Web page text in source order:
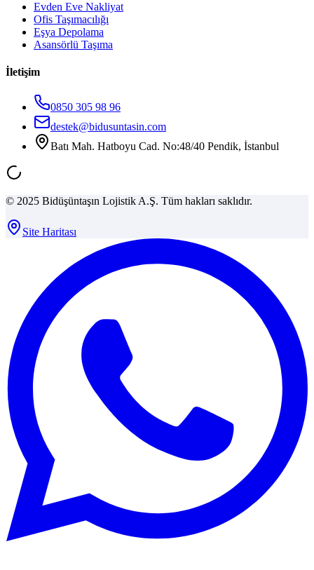
Evden Eve Nakliyat
Ofis Taşımacılığı
Eşya Depolama
Asansörlü Taşıma
İletişim
0850 305 98 96
destek@bidusuntasin.com
Batı Mah. Hatboyu Cad. No:48/40 Pendik, İstanbul
© 2025 Bidüşüntaşın Lojistik A.Ş. Tüm hakları saklıdır.
Site Haritası